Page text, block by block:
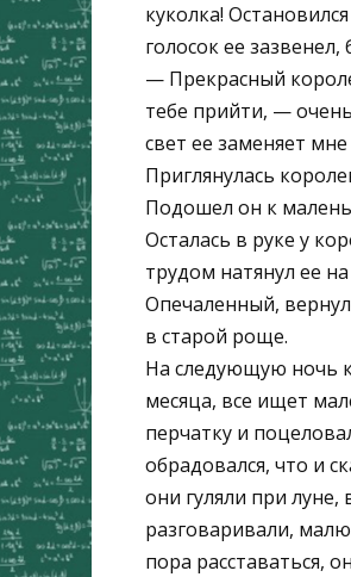
куколка!
голосок ее
— Прекрасный
тебе прийти, —
свет ее заменяет
Приглянулась
Подошел он к
Осталась в руке у
трудом натянул ее
Опечаленный,
в старой роще.
На следующую ночь
месяца, все ищет
перчатку и
обрадовался, что и
они гуляли при луне,
разговаривали,
пора расставаться,